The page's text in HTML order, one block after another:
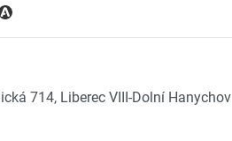
714, Liberec VIII-Dolní Hanychov